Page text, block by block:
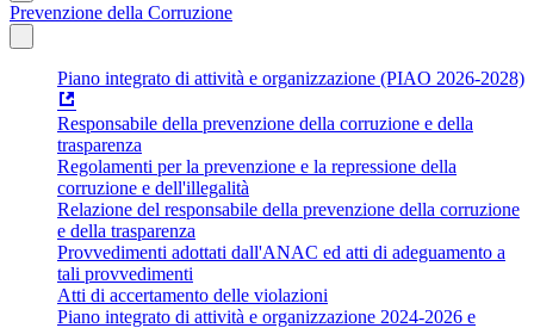
Prevenzione della Corruzione
Piano integrato di attività e organizzazione (PIAO 2026-2028)
Responsabile della prevenzione della corruzione e della
trasparenza
Regolamenti per la prevenzione e la repressione della
corruzione e dell'illegalità
Relazione del responsabile della prevenzione della corruzione
e della trasparenza
Provvedimenti adottati dall'ANAC ed atti di adeguamento a
tali provvedimenti
Atti di accertamento delle violazioni
Piano integrato di attività e organizzazione 2024-2026 e